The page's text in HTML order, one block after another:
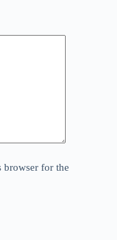
browser for the